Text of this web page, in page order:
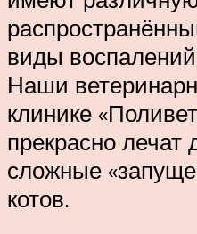
виды
Наши
клинике
прекрасно
сложные
котов.